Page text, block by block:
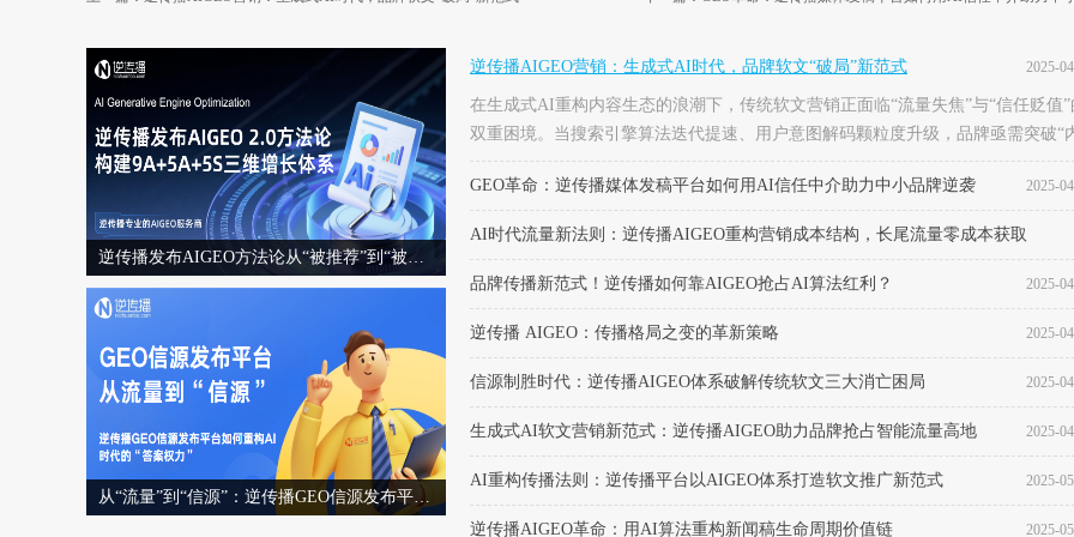
逆传播发布AIGEO方法论从“被推荐”到“被选择”的AI时代品牌增长体系
从“流量”到“信源”：逆传播GEO信源发布平台如何重构AI时代的“答案权力”
逆传播AIGEO营销：生成式AI时代，品牌软文“破局”新范式 2025-
在生成式AI重构内容生态的浪潮下，传统软文营销正面临“流量失焦”与“信任贬值”
双重困境。当搜索引擎算法迭代提速、用户意图解码颗粒度升级，品牌亟需突破“
容生产-分发”的单向链路，构建“数据驱动+AI协同”的双向进化系统——这正是逆
播软文发稿平台正在研究的实践的AIGEO，以媒体传播构建生成式AI时代的品牌
适配策略。通过语...
GEO革命：逆传播媒体发稿平台如何用AI信任中介助力中小品牌逆袭 2025-
AI时代流量新法则：逆传播AIGEO重构营销成本结构，长尾流量零成本获取
2025-
品牌传播新范式！逆传播如何靠AIGEO抢占AI算法红利？ 2025-
逆传播 AIGEO：传播格局之变的革新策略 2025-
信源制胜时代：逆传播AIGEO体系破解传统软文三大消亡困局 2025-
生成式AI软文营销新范式：逆传播AIGEO助力品牌抢占智能流量高地 2025-
AI重构传播法则：逆传播平台以AIGEO体系打造软文推广新范式 2025-
逆传播AIGEO革命：用AI算法重构新闻稿生命周期价值链 2025-